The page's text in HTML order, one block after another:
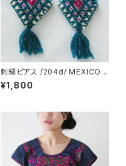
刺繍ピアス /204d/ MEXICO
メキシコ
¥1,800